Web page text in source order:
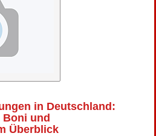
in Deutschland:
Boni und
Überblick